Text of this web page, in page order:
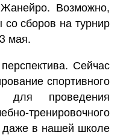
Возможно,
сборов на турнир
мая.
Сейчас
спортивного
проведения
тренировочного
даже в нашей школе